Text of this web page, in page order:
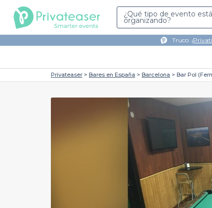
¿Qué tipo de evento
organizando?
Truco: ¡
Privateaser Bares en España Barcelona Bar Pol